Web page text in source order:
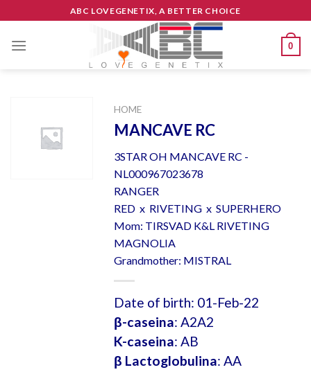
to
content
ABC LOVEGENETIX, A BETTER CHOICE
0
HOME
MANCAVE RC
3STAR OH MANCAVE RC -
NL000967023678
RANGER
RED x RIVETING x SUPERHERO
Mom: TIRSVAD K&L RIVETING
MAGNOLIA
Grandmother: MISTRAL
Date of birth: 01-Feb-22
β-caseina: A2A2
K-caseina: AB
β Lactoglobulina: AA